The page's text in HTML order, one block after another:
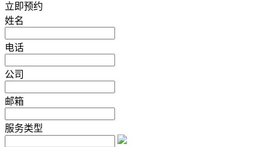
立即预约
姓名
电话
公司
邮箱
服务类型